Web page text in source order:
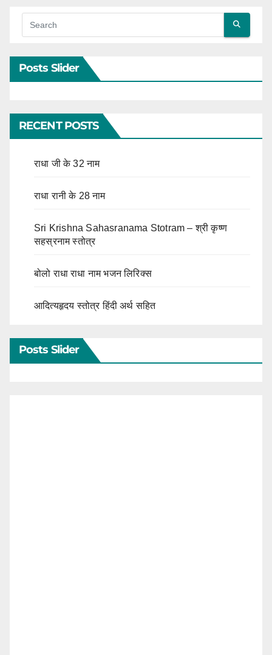
Posts Slider
RECENT POSTS
राधा जी के 32 नाम
राधा रानी के 28 नाम
Sri Krishna Sahasranama Stotram – श्री कृष्ण
सहस्रनाम स्तोत्र
बोलो राधा राधा नाम भजन लिरिक्स
आदित्यहृदय स्तोत्र हिंदी अर्थ सहित
Posts Slider